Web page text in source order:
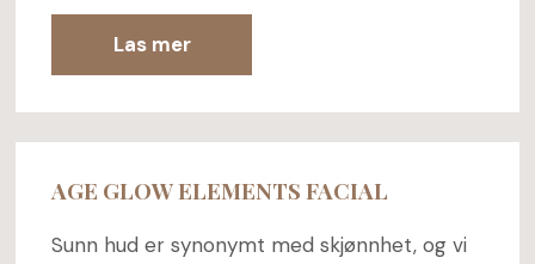
Las mer
AGE GLOW ELEMENTS FACIAL
Sunn hud er synonymt med skjønnhet, og vi